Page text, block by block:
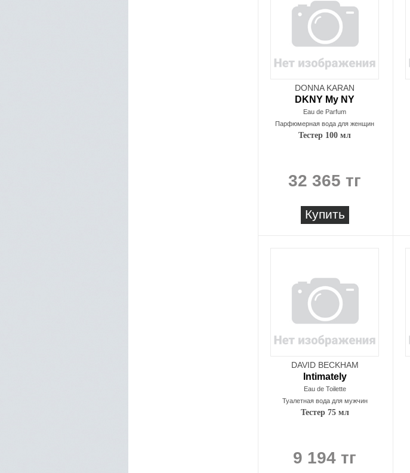
DONNA KARAN
DKNY My NY
Eau de Parfum
Парфюмерная вода для женщин
Тестер 100 мл
32 365 тг
Купить
DAVID BECKHAM
Intimately
Eau de Toilette
Туалетная вода для мужчин
Тестер 75 мл
9 194 тг